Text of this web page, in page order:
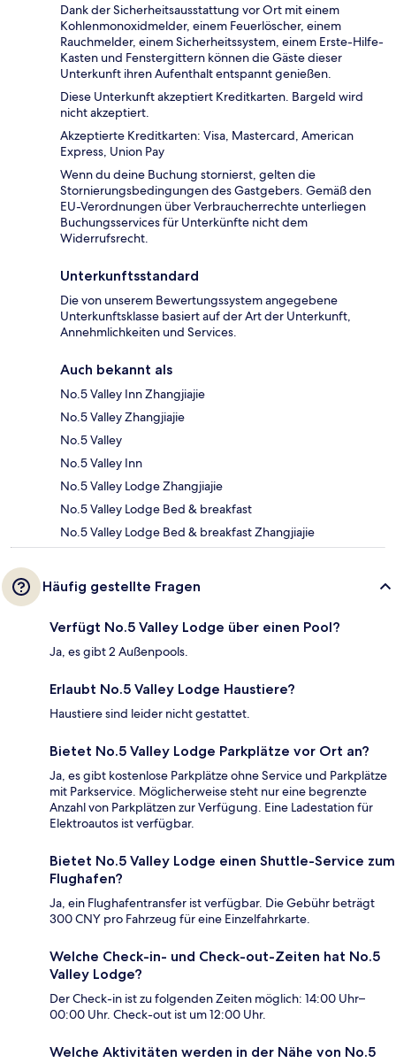
Dank der Sicherheitsausstattung vor Ort mit einem
Kohlenmonoxidmelder, einem Feuerlöscher, einem
Rauchmelder, einem Sicherheitssystem, einem Erste-Hilfe-
Kasten und Fenstergittern können die Gäste dieser
Unterkunft ihren Aufenthalt entspannt genießen.
Diese Unterkunft akzeptiert Kreditkarten. Bargeld wird
nicht akzeptiert.
Akzeptierte Kreditkarten: Visa, Mastercard, American
Express, Union Pay
Wenn du deine Buchung stornierst, gelten die
Stornierungsbedingungen des Gastgebers. Gemäß den
EU-Verordnungen über Verbraucherrechte unterliegen
Buchungsservices für Unterkünfte nicht dem
Widerrufsrecht.
Unterkunftsstandard
Die von unserem Bewertungssystem angegebene
Unterkunftsklasse basiert auf der Art der Unterkunft,
Annehmlichkeiten und Services.
Auch bekannt als
No.5 Valley Inn Zhangjiajie
No.5 Valley Zhangjiajie
No.5 Valley
No.5 Valley Inn
No.5 Valley Lodge Zhangjiajie
No.5 Valley Lodge Bed & breakfast
No.5 Valley Lodge Bed & breakfast Zhangjiajie
Häufig gestellte Fragen
Verfügt No.5 Valley Lodge über einen Pool?
Ja, es gibt 2 Außenpools.
Erlaubt No.5 Valley Lodge Haustiere?
Haustiere sind leider nicht gestattet.
Bietet No.5 Valley Lodge Parkplätze vor Ort an?
Ja, es gibt kostenlose Parkplätze ohne Service und Parkplätze
mit Parkservice. Möglicherweise steht nur eine begrenzte
Anzahl von Parkplätzen zur Verfügung. Eine Ladestation für
Elektroautos ist verfügbar.
Bietet No.5 Valley Lodge einen Shuttle-Service zum
Flughafen?
Ja, ein Flughafentransfer ist verfügbar. Die Gebühr beträgt
300 CNY pro Fahrzeug für eine Einzelfahrkarte.
Welche Check-in- und Check-out-Zeiten hat No.5
Valley Lodge?
Der Check-in ist zu folgenden Zeiten möglich: 14:00 Uhr–
00:00 Uhr. Check-out ist um 12:00 Uhr.
Welche Aktivitäten werden in der Nähe von No.5